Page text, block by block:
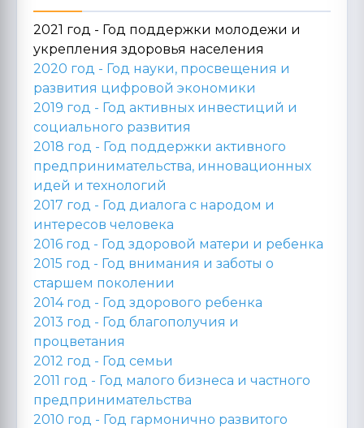
2021 год - Год поддержки молодежи и
укрепления здоровья населения
2020 год - Год науки, просвещения и
развития цифровой экономики
2019 год - Год активных инвестиций и
социального развития
2018 год - Год поддержки активного
предпринимательства, инновационных
идей и технологий
2017 год - Год диалога с народом и
интересов человека
2016 год - Год здоровой матери и ребенка
2015 год - Год внимания и заботы о
старшем поколении
2014 год - Год здорового ребенка
2013 год - Год благополучия и
процветания
2012 год - Год семьи
2011 год - Год малого бизнеса и частного
предпринимательства
2010 год - Год гармонично развитого